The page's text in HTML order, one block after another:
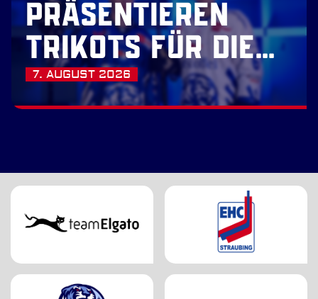
PRÄSENTIEREN
TRIKOTS FÜR DIE
SAISON 2026/27
7. AUGUST 2026